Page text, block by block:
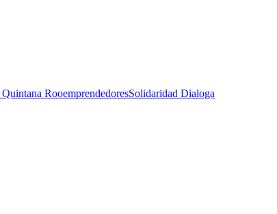
RooemprendedoresSolidaridad Dialoga